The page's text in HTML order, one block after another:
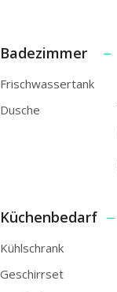
Badezimmer
Frischwassertank
Dusche
Küchenbedarf
Kühlschrank
Geschirrset